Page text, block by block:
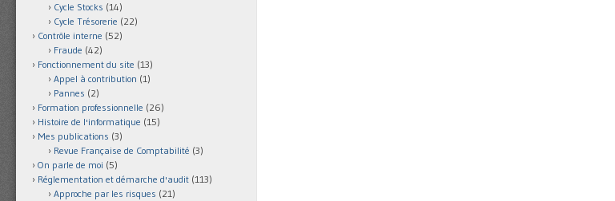
Cycle Stocks (14)
Cycle Trésorerie (22)
Contrôle interne (52)
Fraude (42)
Fonctionnement du site (13)
Appel à contribution (1)
Pannes (2)
Formation professionnelle (26)
Histoire de l'informatique (15)
Mes publications (3)
Revue Française de Comptabilité (3)
On parle de moi (5)
Réglementation et démarche d'audit (113)
Approche par les risques (21)